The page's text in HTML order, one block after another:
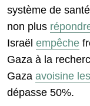
système de
non plus
Israël empêche
Gaza à la
Gaza avoisine
dépasse 50%.